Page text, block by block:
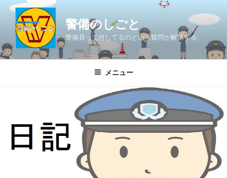
ン
ツ
警備のしごと
警備員って何してるのという疑問が解決する
メニュー